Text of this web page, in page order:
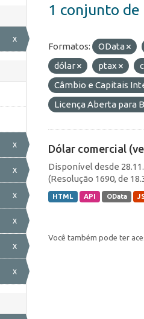
x
x
x
x
x
x
x
1 conjunto
Formatos: OData
dólar
ptax
Câmbio e Capitais
Licença Aberta para
Dólar comercial
Disponível desde
(Resolução 1690, de
HTML API OData
Você também pode ter